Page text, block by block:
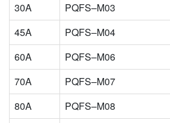
30A
PQFS–M03
45A
PQFS–M04
60A
PQFS–M06
70A
PQFS–M07
80A
PQFS–M08